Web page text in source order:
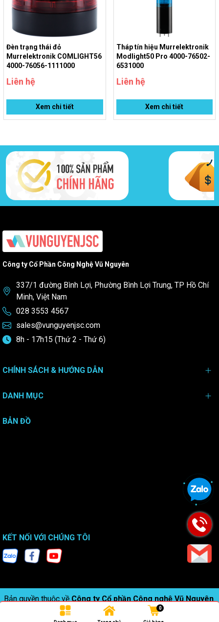
Đèn trạng thái đỏ
Murrelektronik COMLIGHT56
4000-76056-1111000
Liên hệ
Xem chi tiết
Tháp tín hiệu Murrelektronik
Modlight50 Pro 4000-76502-
6531000
Liên hệ
Xem chi tiết
Công ty Cổ Phần Công Nghệ Vũ Nguyên
337/1 đường Bình Lợi, Phường Bình Lợi Trung, TP Hồ Chí
Minh, Việt Nam
028 3553 4567
sales@vunguyenjsc.com
8h - 17h15 (Thứ 2 - Thứ 6)
CHÍNH SÁCH & HƯỚNG DẪN
DANH MỤC
BẢN ĐỒ
KẾT NỐI VỚI CHÚNG TÔI
Bản quyền thuộc vềCông ty Cổ phần Công nghệ Vũ Nguyên.
0